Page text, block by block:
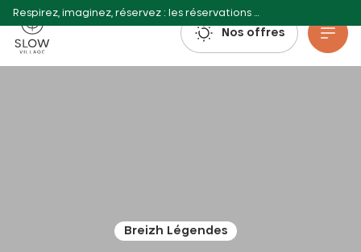
Slow Village
Nos offres
Breizh Légendes